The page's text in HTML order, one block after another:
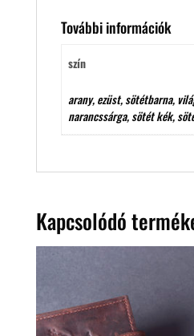
További információk
szín
arany, ezüst, sötétbarna,
narancssárga, sötét kék,
Kapcsolódó